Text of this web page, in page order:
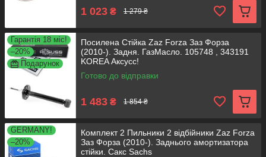
1 023 ₴ 1 279 ₴
Гарантія 18 міс!
–20%
Подарунок
Посилена Стійка Zaz Forza Заз Форза
(2010-). Задня. ГазМасло. 105748 , 343191
KOREA Аксусс!
Готово до відправки
1 483 ₴ 1 854 ₴
GERMANY!
–20%
Комплект 2 Пильники 2 відбійники Zaz Forza
Заз Форза (2010-). Заднього амортизатора
стійки. Сакс Sachs